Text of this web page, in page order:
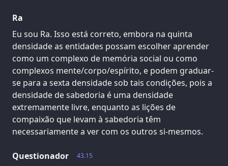
Ra
Eu sou Ra. Isso está correto, embora na quinta
densidade as entidades possam escolher aprender
como um complexo de memória social ou como
complexos mente/corpo/espírito, e podem graduar-
se para a sexta densidade sob tais condições, pois a
densidade de sabedoria é uma densidade
extremamente livre, enquanto as lições de
compaixão que levam à sabedoria têm
necessariamente a ver com os outros si-mesmos.
43.15
Questionador